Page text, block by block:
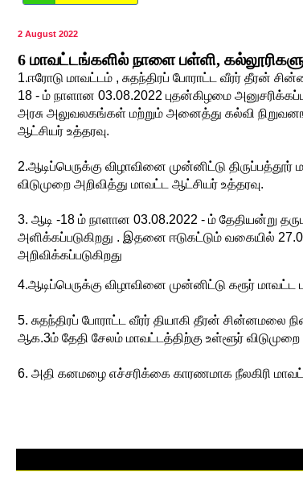
2 August 2022
6 மாவட்டங்களில் நாளை பள்ளி,
1.ஈரோடு மாவட்டம் , சுதந்திரப் போராட்ட வீரர் தீரன்
18 - ம் நாளான 03.08.2022 புதன்கிழமை
அரசு அலுவலகங்கள் மற்றும் அனைத்து கல்வி
ஆட்சியர் உத்தரவு.
2.ஆடிப்பெருக்கு விழாவினை முன்னிட்டு திருப்பத்தூர்
விடுமுறை அறிவித்து மாவட்ட ஆட்சியர் உத்தரவு.
3. ஆடி -18 ம் நாளான 03.08.2022 - ம் தேதியன்று
அளிக்கப்படுகிறது . இதனை ஈடுகட்டும் வகையில்
அறிவிக்கப்படுகிறது
4.ஆடிப்பெருக்கு விழாவினை முன்னிட்டு கரூர்
5. சுதந்திரப் போராட்ட வீரர் தியாகி தீரன் சின்னமலை
ஆக.3ம் தேதி சேலம் மாவட்டத்திற்கு உள்ளூர் விடுமுறை
6. அதி கனமழை எச்சரிக்கை காரணமாக நீலகிரி